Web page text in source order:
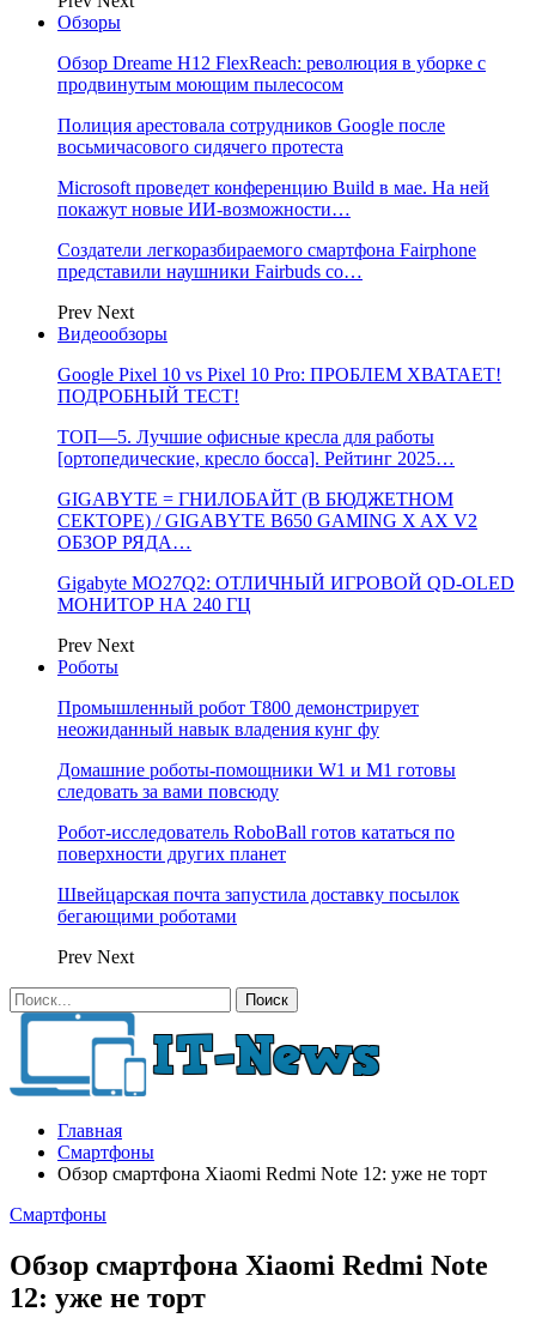
Обзоры
Обзор Dreame H12 FlexReach: революция в уборке с
продвинутым моющим пылесосом
Полиция арестовала сотрудников Google после
восьмичасового сидячего протеста
Microsoft проведет конференцию Build в мае. На ней
покажут новые ИИ-возможности…
Создатели легкоразбираемого смартфона Fairphone
представили наушники Fairbuds со…
Prev Next
Видеообзоры
Google Pixel 10 vs Pixel 10 Pro: ПРОБЛЕМ ХВАТАЕТ!
ПОДРОБНЫЙ ТЕСТ!
ТОП—5. Лучшие офисные кресла для работы
[ортопедические, кресло босса]. Рейтинг 2025…
GIGABYTE = ГНИЛОБАЙТ (В БЮДЖЕТНОМ
СЕКТОРЕ) / GIGABYTE B650 GAMING X AX V2
ОБЗОР РЯДА…
Gigabyte MO27Q2: ОТЛИЧНЫЙ ИГРОВОЙ QD-OLED
МОНИТОР НА 240 ГЦ
Prev Next
Роботы
Промышленный робот Т800 демонстрирует
неожиданный навык владения кунг фу
Домашние роботы-помощники W1 и M1 готовы
следовать за вами повсюду
Робот-исследователь RoboBall готов кататься по
поверхности других планет
Швейцарская почта запустила доставку посылок
бегающими роботами
Prev Next
Главная
Смартфоны
Обзор смартфона Xiaomi Redmi Note 12: уже не торт
Смартфоны
Обзор смартфона Xiaomi Redmi Note
12: уже не торт